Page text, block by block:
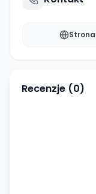
Strona
Recenzje (0)